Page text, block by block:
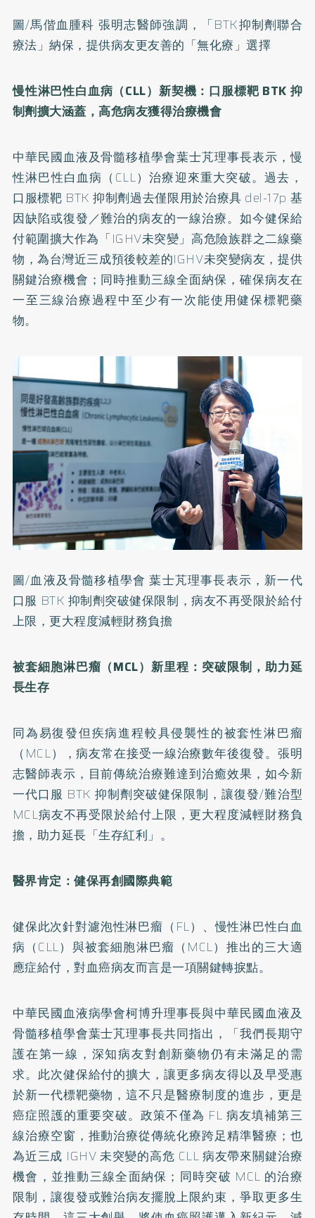
圖/馬偕血腫科 張明志醫師強調，「BTK抑制劑聯合
療法」納保，提供病友更友善的「無化療」選擇
慢性淋巴性白血病（CLL）新契機：口服標靶 BTK 抑
制劑擴大涵蓋，高危病友獲得治療機會
中華民國血液及骨髓移植學會葉士芃理事長表示，慢
性淋巴性白血病（CLL）治療迎來重大突破。過去，
口服標靶 BTK 抑制劑過去僅限用於治療具 del-17p 基
因缺陷或復發／難治的病友的一線治療。如今健保給
付範圍擴大作為「IGHV未突變」高危險族群之二線藥
物，為台灣近三成預後較差的IGHV未突變病友，提供
關鍵治療機會；同時推動三線全面納保，確保病友在
一至三線治療過程中至少有一次能使用健保標靶藥
物。
圖/血液及骨髓移植學會 葉士芃理事長表示，新一代
口服 BTK 抑制劑突破健保限制，病友不再受限於給付
上限，更大程度減輕財務負擔
被套細胞淋巴瘤（MCL）新里程：突破限制， 助力延
長生存
同為易復發但疾病進程較具侵襲性的被套性淋巴瘤
（MCL），病友常在接受一線治療數年後復發。張明
志醫師表示，目前傳統治療難達到治癒效果，如今新
一代口服 BTK 抑制劑突破健保限制，讓復發/難治型
MCL病友不再受限於給付上限，更大程度減輕財務負
擔，助力延長「生存紅利」。
醫界肯定：健保再創國際典範
健保此次針對濾泡性淋巴瘤（FL）、慢性淋巴性白血
病（CLL）與被套細胞淋巴瘤（MCL）推出的三大適
應症給付，對血癌病友而言是一項關鍵轉捩點。
中華民國血液病學會柯博升理事長與中華民國血液及
骨髓移植學會葉士芃理事長共同指出，「我們長期守
護在第一線，深知病友對創新藥物仍有未滿足的需
求。此次健保給付的擴大，讓更多病友得以及早受惠
於新一代標靶藥物，這不只是醫療制度的進步，更是
癌症照護的重要突破。政策不僅為 FL 病友填補第三
線治療空窗，推動治療從傳統化療跨足精準醫療；也
為近三成 IGHV 未突變的高危 CLL 病友帶來關鍵治療
機會，並推動三線全面納保；同時突破 MCL 的治療
限制，讓復發或難治病友擺脫上限約束，爭取更多生